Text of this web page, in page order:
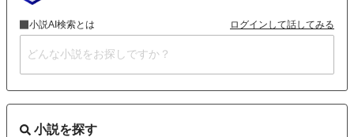
小説AI検索とは ログインして話してみる
小説を探す